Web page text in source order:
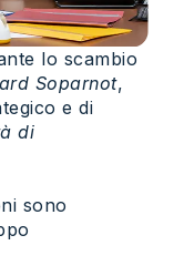
lo scambio
Soparnot,
e di
di
sono